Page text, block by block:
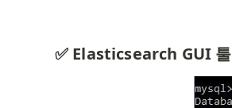
✅ Elasticsearch GUI 툴